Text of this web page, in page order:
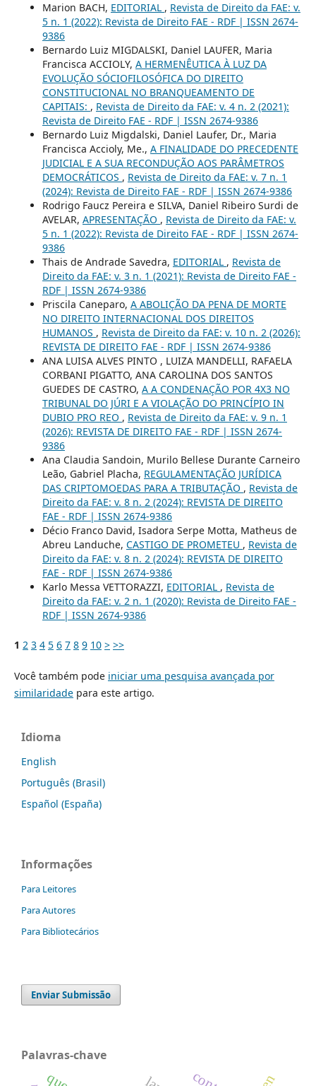
Marion BACH, EDITORIAL , Revista de Direito da FAE: v.
5 n. 1 (2022): Revista de Direito FAE - RDF | ISSN 2674-
9386
Bernardo Luiz MIGDALSKI, Daniel LAUFER, Maria
Francisca ACCIOLY, A HERMENÊUTICA À LUZ DA
EVOLUÇÃO SÓCIOFILOSÓFICA DO DIREITO
CONSTITUCIONAL NO BRANQUEAMENTO DE
CAPITAIS: , Revista de Direito da FAE: v. 4 n. 2 (2021):
Revista de Direito FAE - RDF | ISSN 2674-9386
Bernardo Luiz Migdalski, Daniel Laufer, Dr., Maria
Francisca Accioly, Me., A FINALIDADE DO PRECEDENTE
JUDICIAL E A SUA RECONDUÇÃO AOS PARÂMETROS
DEMOCRÁTICOS , Revista de Direito da FAE: v. 7 n. 1
(2024): Revista de Direito FAE - RDF | ISSN 2674-9386
Rodrigo Faucz Pereira e SILVA, Daniel Ribeiro Surdi de
AVELAR, APRESENTAÇÃO , Revista de Direito da FAE: v.
5 n. 1 (2022): Revista de Direito FAE - RDF | ISSN 2674-
9386
Thais de Andrade Savedra, EDITORIAL , Revista de
Direito da FAE: v. 3 n. 1 (2021): Revista de Direito FAE -
RDF | ISSN 2674-9386
Priscila Caneparo, A ABOLIÇÃO DA PENA DE MORTE
NO DIREITO INTERNACIONAL DOS DIREITOS
HUMANOS , Revista de Direito da FAE: v. 10 n. 2 (2026):
REVISTA DE DIREITO FAE - RDF | ISSN 2674-9386
ANA LUISA ALVES PINTO , LUIZA MANDELLI, RAFAELA
CORBANI PIGATTO, ANA CAROLINA DOS SANTOS
GUEDES DE CASTRO, A A CONDENAÇÃO POR 4X3 NO
TRIBUNAL DO JÚRI E A VIOLAÇÃO DO PRINCÍPIO IN
DUBIO PRO REO , Revista de Direito da FAE: v. 9 n. 1
(2026): REVISTA DE DIREITO FAE - RDF | ISSN 2674-
9386
Ana Claudia Sandoin, Murilo Bellese Durante Carneiro
Leão, Gabriel Placha, REGULAMENTAÇÃO JURÍDICA
DAS CRIPTOMOEDAS PARA A TRIBUTAÇÃO , Revista de
Direito da FAE: v. 8 n. 2 (2024): REVISTA DE DIREITO
FAE - RDF | ISSN 2674-9386
Décio Franco David, Isadora Serpe Motta, Matheus de
Abreu Landuche, CASTIGO DE PROMETEU , Revista de
Direito da FAE: v. 8 n. 2 (2024): REVISTA DE DIREITO
FAE - RDF | ISSN 2674-9386
Karlo Messa VETTORAZZI, EDITORIAL , Revista de
Direito da FAE: v. 2 n. 1 (2020): Revista de Direito FAE -
RDF | ISSN 2674-9386
1 2 3 4 5 6 7 8 9 10 > >>
Você também pode iniciar uma pesquisa avançada por
similaridadepara este artigo.
Idioma
English
Português (Brasil)
Español (España)
Informações
Para Leitores
Para Autores
Para Bibliotecários
Enviar Submissão
Palavras-chave